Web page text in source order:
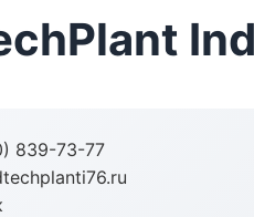
839-73-77